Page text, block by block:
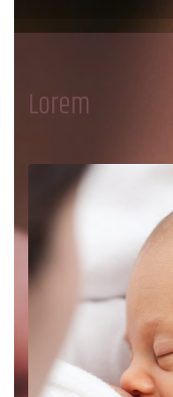
Lorem